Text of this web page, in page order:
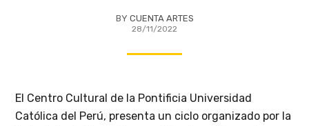
BY CUENTA ARTES
28/11/2022
El Centro Cultural de la Pontificia Universidad
Católica del Perú, presenta un ciclo organizado por la